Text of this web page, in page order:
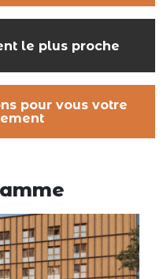
le plus proche
pour vous votre